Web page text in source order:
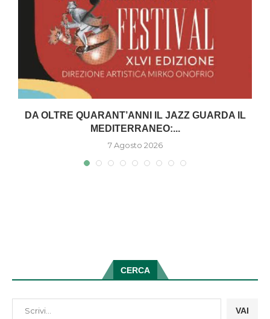
DA OLTRE QUARANT’ANNI IL JAZZ GUARDA IL
MEDITERRANEO:...
7 Agosto 2026
CERCA
VAI